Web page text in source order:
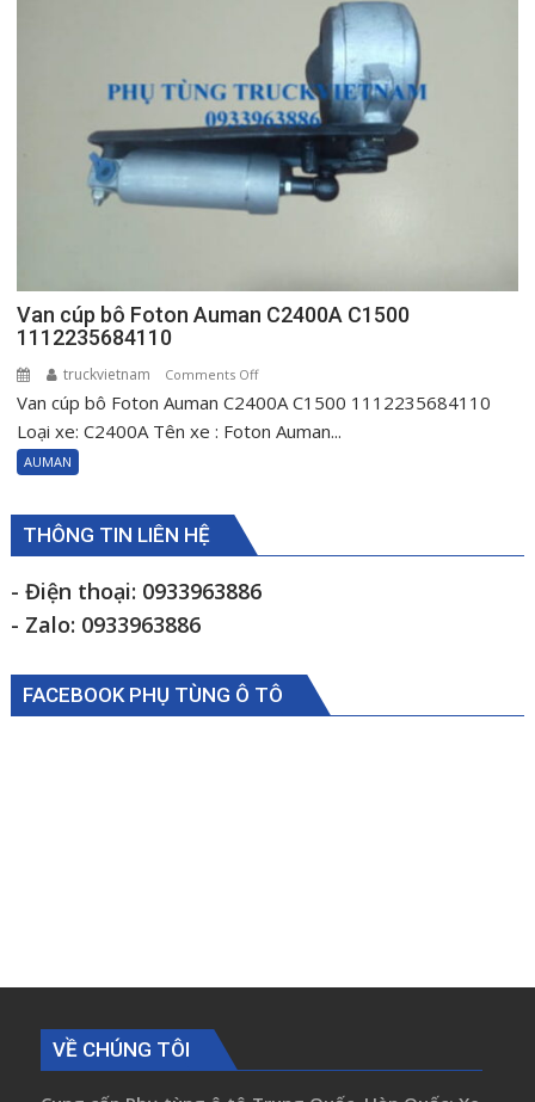
H0610151001A0
Van cúp bô Foton Auman C2400A C1500
1112235684110
truckvietnam Comments Offon
Van
cúp
C1500
1112235684110
Van cúp bô Foton Auman C2400A C1500 1112235684110
Loại xe: C2400A Tên xe : Foton Auman...
AUMAN
THÔNG TIN LIÊN HỆ
- Điện thoại: 0933963886
- Zalo: 0933963886
FACEBOOK PHỤ TÙNG Ô TÔ
VỀ CHÚNG TÔI